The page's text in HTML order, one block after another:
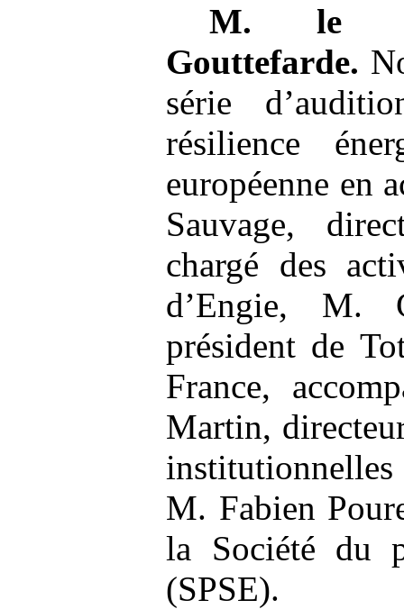
M.
le
Gouttefarde.
série
résilience
européenne en
Sauvage,
chargé des
d’Engie, M.
président de
France,
Martin,
M. Fabien
la Société du
(SPSE).